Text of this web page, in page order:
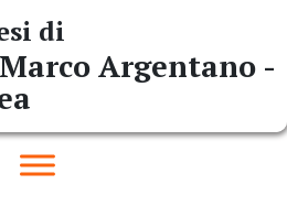
di
Argentano -